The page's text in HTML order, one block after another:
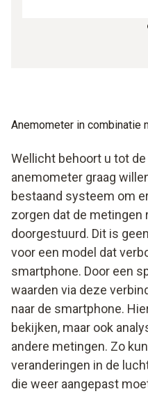
Anemometer in combinatie
Wellicht behoort u tot
anemometer graag
bestaand systeem om
zorgen dat de
doorgestuurd. Dit is
voor een model dat
smartphone. Door een
waarden via deze
naar de smartphone.
bekijken, maar ook
andere metingen. Zo
veranderingen in de
die weer aangepast